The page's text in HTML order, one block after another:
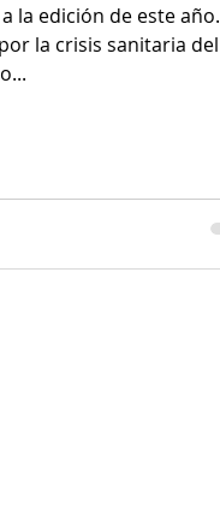
la edición de este año.
del